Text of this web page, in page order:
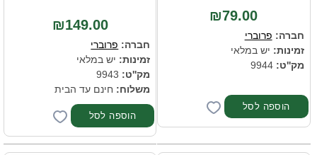
₪79.00
חברה: פרוברי
זמינות: יש במלאי
מק''ט: 9944
₪149.00
חברה: פרוברי
זמינות: יש במלאי
מק''ט:
משלוח: חינם עד הבית